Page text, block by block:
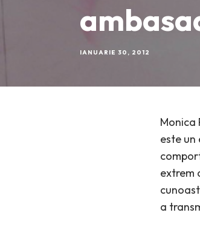
IANUARIE 30, 2012
Monica
este
extrem
a